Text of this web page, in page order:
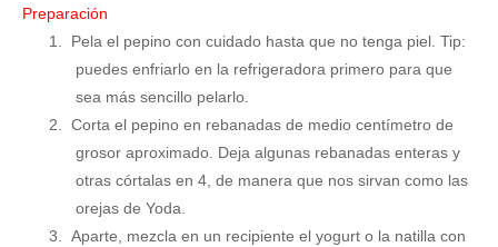
Preparación
1.
Pela el pepino con cuidado hasta que no tenga piel. Tip:
puedes enfriarlo en la refrigeradora primero para que
sea más sencillo pelarlo.
2.
Corta el pepino en rebanadas de medio centímetro de
grosor aproximado. Deja algunas rebanadas enteras y
otras córtalas en 4, de manera que nos sirvan como las
orejas de Yoda.
3.
Aparte, mezcla en un recipiente el yogurt o la natilla con